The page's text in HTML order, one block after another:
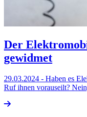
Der
gewidmet
29.03.2024 - Haben es
Ruf ihnen vorauseilt?